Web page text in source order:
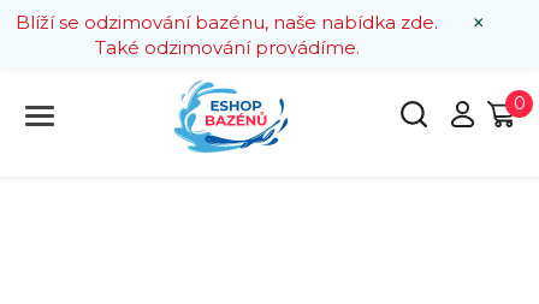
×
Blíží se odzimování bazénu, naše nabídka zde.
Také odzimování provádíme.
0